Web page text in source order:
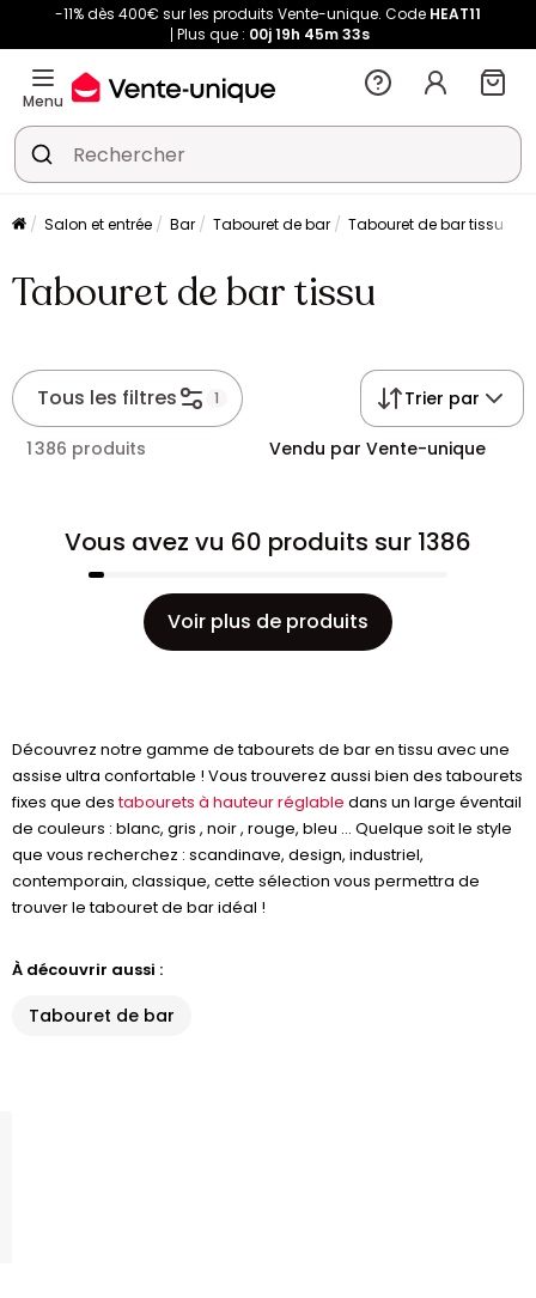
-11% dès 400€ sur les produits Vente-unique. Code HEAT11
Plus que : 00j19h 45m33s
Menu
Salon et entrée Bar Tabouret de bar Tabouret de bar tissu
Tabouret de bar tissu
Tous les filtres 1 Trier par
1 386 produits Vendu par Vente-unique
Vous avez vu 60 produits sur 1386
Voir plus de produits
Découvrez notre gamme de tabourets de bar en tissu avec une
assise ultra confortable ! Vous trouverez aussi bien des tabourets
fixes que destabourets à hauteur réglable dans un large éventail
de couleurs : blanc, gris , noir , rouge, bleu ... Quelque soit le style
que vous recherchez : scandinave, design, industriel,
contemporain, classique, cette sélection vous permettra de
trouver le tabouret de bar idéal !
À découvrir aussi :
Tabouret de bar